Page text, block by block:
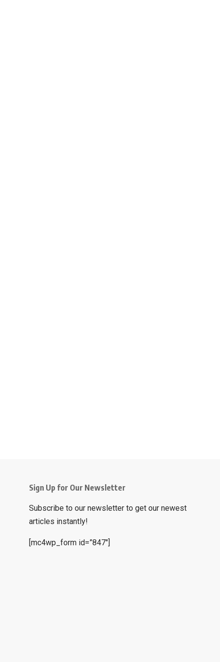
Sign Up for Our Newsletter
Subscribe to our newsletter to get our newest
articles instantly!
[mc4wp_form id=”847″]